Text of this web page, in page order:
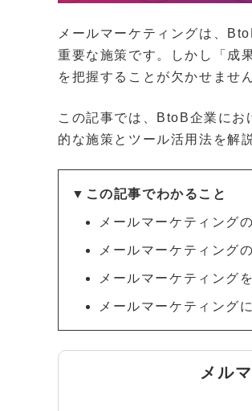
メールマーケティングは、
重要な施策です。しかし「成
を把握することが欠かせません
この記事では、BtoB企業にお
的な施策とツール活用法を解
▼この記事でわかること
メールマーケティング
メールマーケティング
メールマーケティング
メールマーケティング
メル